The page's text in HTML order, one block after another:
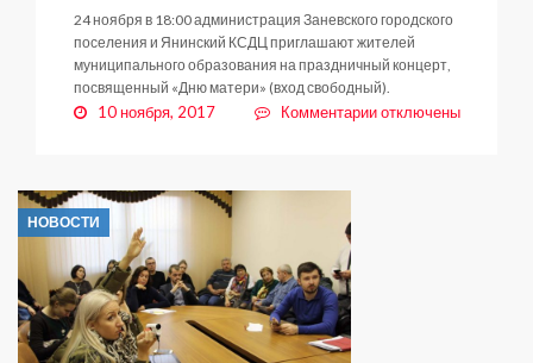
24 ноября в 18:00 администрация Заневского городского
поселения и Янинский КСДЦ приглашают жителей
муниципального образования на праздничный концерт,
посвященный «Дню матери» (вход свободный).
10 ноября, 2017 Комментариикотключены
НОВОСТИ